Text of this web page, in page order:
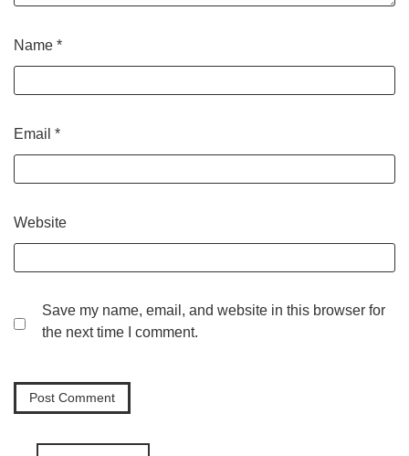
Name *
Email *
Website
Save my name, email, and website in this browser for
the next time I comment.